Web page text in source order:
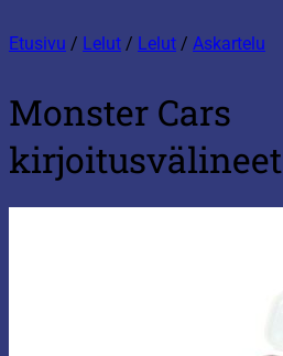
Etusivu / Lelut / Lelut / Askartelu
Monster Cars
kirjoitusvälineet